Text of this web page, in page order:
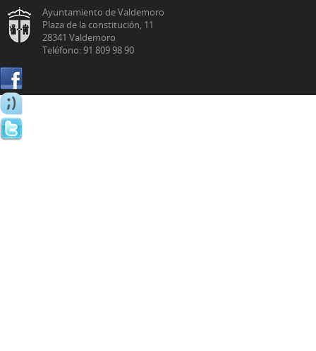
Ayuntamiento de Valdemoro
Plaza de la constitución, 11
28341 Valdemoro
Teléfono: 91 809 98 90